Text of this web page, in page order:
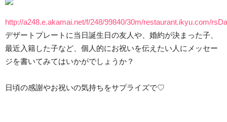
http://a248.e.akamai.net/f/248/99840/30m/restaurant.ikyu.com/
デザートプレートに当日誕生日の友人や、婚約が決まった子、
最近入籍した子など、個人的にお祝いを伝えたい人にメッセー
ジを書いてみてはいかがでしょうか？
日頃の感謝やお祝いの気持ちをサプライズで♡